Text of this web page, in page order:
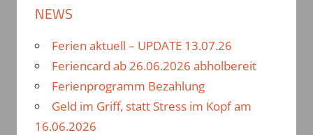
e
n
a
c
h
NEWS
Ferien aktuell – UPDATE 13.07.26
Feriencard ab 26.06.2026 abholbereit
Ferienprogramm Bezahlung
Geld im Griff, statt Stress im Kopf am
16.06.2026